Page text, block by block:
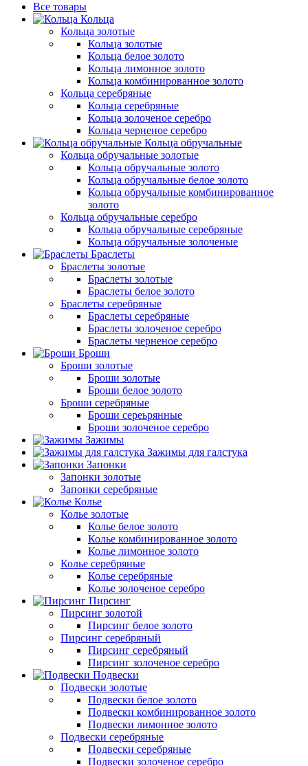
Все товары
Кольца
Кольца золотые
Кольца золотые
Кольца белое золото
Кольца лимонное золото
Кольца комбинированное золото
Кольца серебряные
Кольца серебряные
Кольца золоченое серебро
Кольца черненое серебро
Кольца обручальные
Кольца обручальные золотые
Кольца обручальные золото
Кольца обручальные белое золото
Кольца обручальные комбинированное
золото
Кольца обручальные серебро
Кольца обручальные серебряные
Кольца обручальные золоченые
Браслеты
Браслеты золотые
Браслеты золотые
Браслеты белое золото
Браслеты серебряные
Браслеты cеребряные
Браслеты золоченое серебро
Браслеты черненое серебро
Броши
Броши золотые
Броши золотые
Броши белое золото
Броши серебряные
Броши сереьрянные
Броши золоченое серебро
Зажимы
Зажимы для галстука
Запонки
Запонки золотые
Запонки серебряные
Колье
Колье золотые
Колье белое золото
Колье комбинированное золото
Колье лимонное золото
Колье серебряные
Колье серебряные
Колье золоченое серебро
Пирсинг
Пирсинг золотой
Пирсинг белое золото
Пирсинг серебряный
Пирсинг серебряный
Пирсинг золоченое серебро
Подвески
Подвески золотые
Подвески белое золото
Подвески комбинированное золото
Подвески лимонное золото
Подвески серебряные
Подвески серебряные
Подвески золоченое серебро